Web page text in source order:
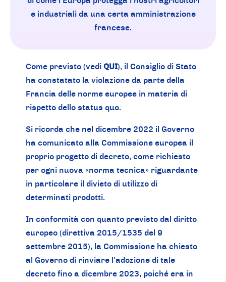
e industriali da una certa amministrazione
francese.
Come previsto (vedi QUI), il Consiglio di Stato
ha constatato la violazione da parte della
Francia delle norme europee in materia di
rispetto dello status quo.
Si ricorda che nel dicembre 2022 il Governo
ha comunicato alla Commissione europea il
proprio progetto di decreto, come richiesto
per ogni nuova «norma tecnica» riguardante
in particolare il divieto di utilizzo di
determinati prodotti.
In conformità con quanto previsto dal diritto
europeo (direttiva 2015/1535 del 9
settembre 2015), la Commissione ha chiesto
al Governo di rinviare l'adozione di tale
decreto fino a dicembre 2023, poiché era in